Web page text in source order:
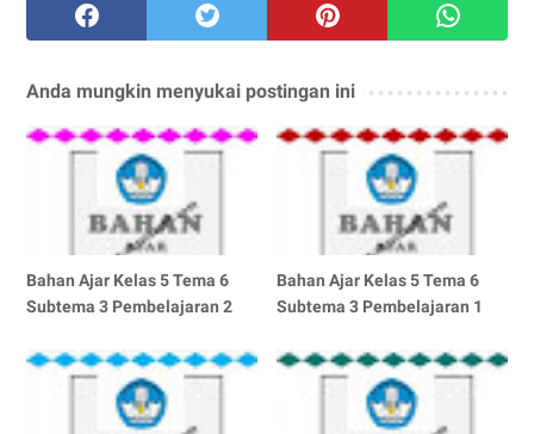
Anda mungkin menyukai postingan ini
Bahan Ajar Kelas 5 Tema 6
Subtema 3 Pembelajaran 2
Bahan Ajar Kelas 5 Tema 6
Subtema 3 Pembelajaran 1